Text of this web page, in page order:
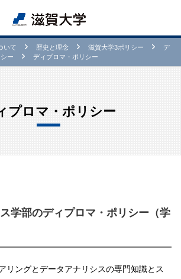
いて 歴史と理念 滋賀大学3ポリシー
デ
ー
ディプロマ・ポリシー
プロマ・ポリシー
学部のディプロマ・ポリシー（学
リングとデータアナリシスの専門知識とス